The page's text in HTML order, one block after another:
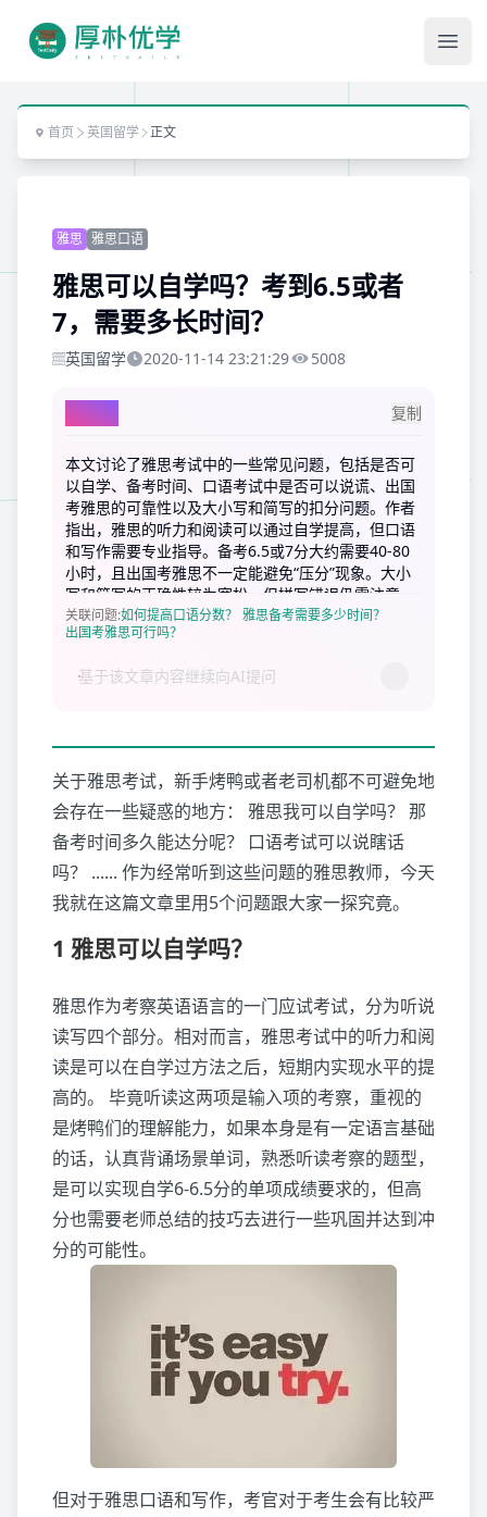
首页 英国留学 正文
雅思 雅思口语
雅思可以自学吗？考到6.5或者
7，需要多长时间？
英国留学 2020-11-14 23:21:29 5008
AI总结 复制
本文讨论了雅思考试中的一些常见问题，包括是否可
以自学、备考时间、口语考试中是否可以说谎、出国
考雅思的可靠性以及大小写和简写的扣分问题。作者
指出，雅思的听力和阅读可以通过自学提高，但口语
和写作需要专业指导。备考6.5或7分大约需要40-80
小时，且出国考雅思不一定能避免“压分”现象。大小
写和简写的正确性较为宽松，但拼写错误仍需注意。
关联问题:如何提高口语分数？ 雅思备考需要多少时间？
出国考雅思可行吗？
关于雅思考试，新手烤鸭或者老司机都不可避免地
会存在一些疑惑的地方： 雅思我可以自学吗？ 那
备考时间多久能达分呢？ 口语考试可以说瞎话
吗？ ...... 作为经常听到这些问题的雅思教师，今天
我就在这篇文章里用5个问题跟大家一探究竟。
1 雅思可以自学吗？
雅思作为考察英语语言的一门应试考试，分为听说
读写四个部分。相对而言，雅思考试中的听力和阅
读是可以在自学过方法之后，短期内实现水平的提
高的。 毕竟听读这两项是输入项的考察，重视的
是烤鸭们的理解能力，如果本身是有一定语言基础
的话，认真背诵场景单词，熟悉听读考察的题型，
是可以实现自学6-6.5分的单项成绩要求的，但高
分也需要老师总结的技巧去进行一些巩固并达到冲
分的可能性。
但对于雅思口语和写作，考官对于考生会有比较严